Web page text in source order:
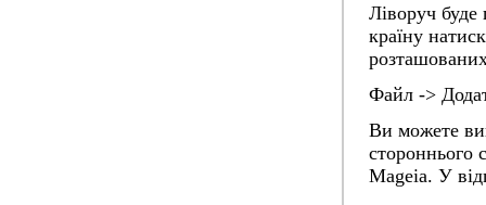
Ліворуч буде
країну
Файл ->
Ви можете
стороннього
Mageia. У